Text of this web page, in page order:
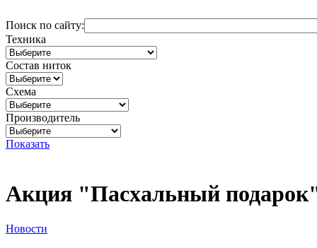
Поиск по сайту:
Техника
Состав ниток
Схема
Производитель
Показать
Акция "Пасхальный
Новости